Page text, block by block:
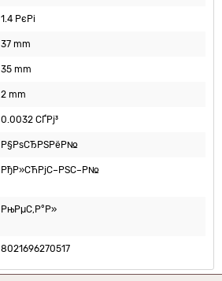
1.4 РєРі
37 mm
35 mm
2 mm
0.0032 СЃРј³
Р§РѕСЂРЅРёР№
РђР»СЋРјС–РЅС–Р№
РњРµС‚Р°Р»
8021696270517